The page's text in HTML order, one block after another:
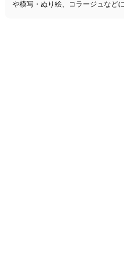
や模写・ぬり絵、コラージュなど